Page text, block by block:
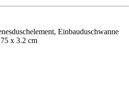
Einbauduschwanne
x 3.2 cm